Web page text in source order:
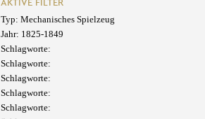
AKTIVE FILTER
Typ: Mechanisches Spielzeug
Jahr: 1825-1849
Schlagworte:
Schlagworte:
Schlagworte:
Schlagworte:
Schlagworte: